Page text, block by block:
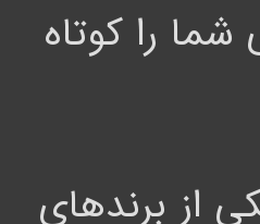
شما را کوتاه
از برندهای